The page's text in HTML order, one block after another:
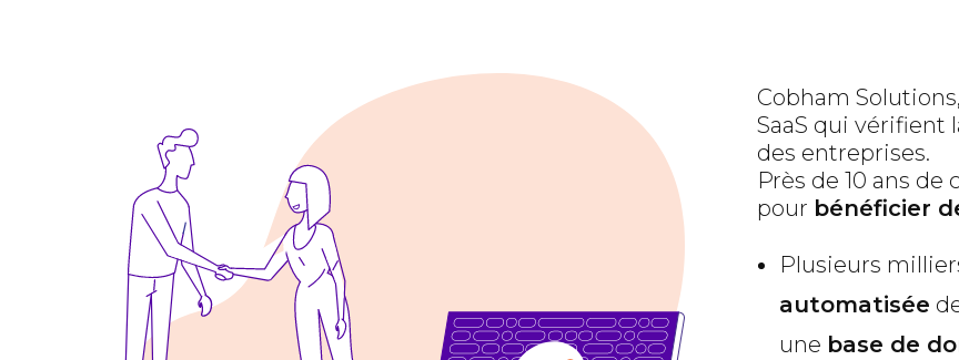
Cobham
SaaS qui vérifient
des entreprises.
Près de 10 ans
pour bénéficier
Plusieurs
automatisée
une base de